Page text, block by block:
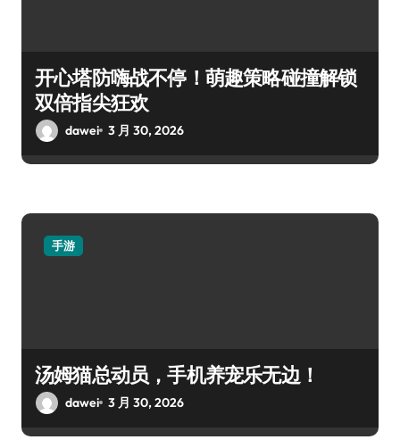
开心塔防嗨战不停！萌趣策略碰撞解锁
双倍指尖狂欢
dawei 3 月 30, 2026
手游
汤姆猫总动员，手机养宠乐无边！
dawei 3 月 30, 2026